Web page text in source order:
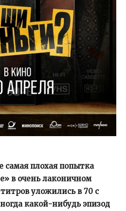
самая плохая попытка
в очень лаконичном
уложились в 70 с
какой-нибудь эпизод